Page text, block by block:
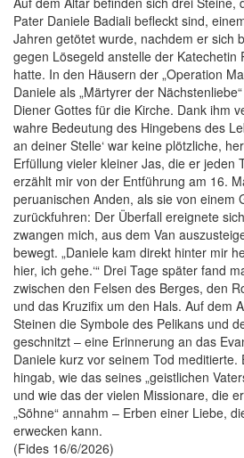
Pater Daniele Badiali befleckt sind,
Jahren getötet wurde, nachdem er sich
gegen Lösegeld anstelle der Katechetin
hatte. In den Häusern der „Operation
Daniele als „Märtyrer der
Diener Gottes für die Kirche. Dank ihm
wahre Bedeutung des Hingebens des
an deiner Stelle‘ war keine plötzliche,
Erfüllung vieler kleiner Jas, die er jeden
erzählt mir von der Entführung am 16.
peruanischen Anden, als sie von einem
zurückfuhren: Der Überfall ereignete
zwangen mich, aus dem Van
bewegt. „Daniele kam direkt hinter mir
hier, ich gehe.‘“ Drei Tage später fand
zwischen den Felsen des Berges, den
und das Kruzifix um den Hals. Auf dem
Steinen die Symbole des Pelikans und
geschnitzt – eine Erinnerung an das
Daniele kurz vor seinem Tod meditierte.
hingab, wie das seines „geistlichen
und wie das der vielen Missionare, die
„Söhne“ annahm – Erben einer Liebe,
erwecken kann.
(Fides 16/6/2026)